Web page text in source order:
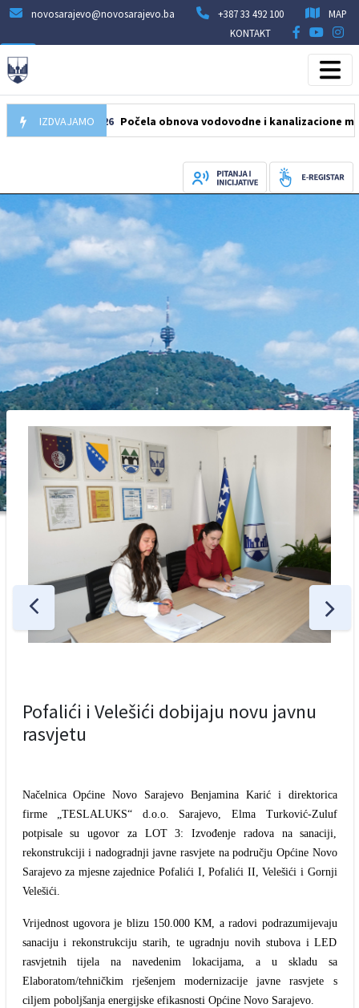
novosarajevo@novosarajevo.ba +387 33 492 100
MAP
KONTAKT
IZDVAJAMO
05.08.2026 Počela obnova vodovodne i kanalizacione mreže u
Pofalići i Velešići dobijaju novu javnu
rasvjetu
Načelnica Općine Novo Sarajevo Benjamina Karić i direktorica
firme „TESLALUKS“ d.o.o. Sarajevo, Elma Turković-Zuluf
potpisale su ugovor za LOT 3: Izvođenje radova na sanaciji,
rekonstrukciji i nadogradnji javne rasvjete na području Općine Novo
Sarajevo za mjesne zajednice Pofalići I, Pofalići II, Velešići i Gornji
Velešići.
Vrijednost ugovora je blizu 150.000 KM, a radovi podrazumijevaju
sanaciju i rekonstrukciju starih, te ugradnju novih stubova i LED
rasvjetnih tijela na navedenim lokacijama, a u skladu sa
Elaboratom/tehničkim rješenjem modernizacije javne rasvjete s
ciljem poboljšanja energijske efikasnosti Općine Novo Sarajevo.